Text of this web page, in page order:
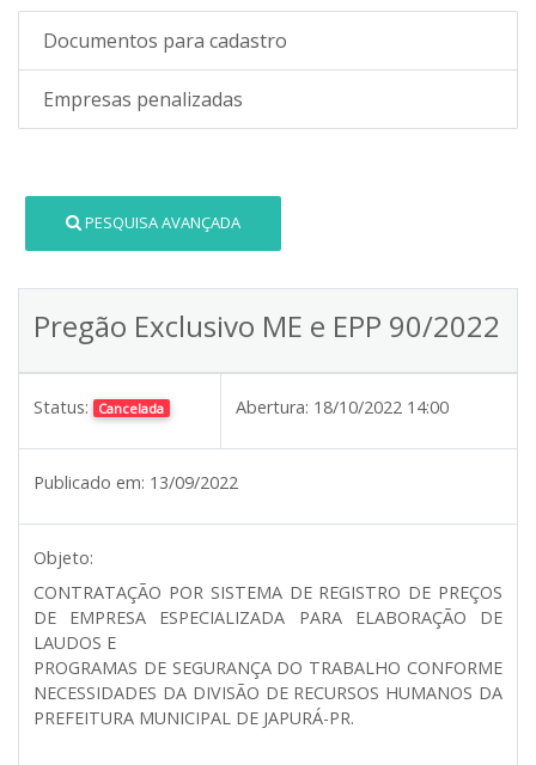
Documentos para cadastro
Empresas penalizadas
PESQUISA AVANÇADA
Pregão Exclusivo ME e EPP 90/2022
Status: Cancelada Abertura: 18/10/2022 14:00
Publicado em: 13/09/2022
Objeto:
CONTRATAÇÃO POR SISTEMA DE REGISTRO DE PREÇOS
DE EMPRESA ESPECIALIZADA PARA ELABORAÇÃO DE
LAUDOS E
PROGRAMAS DE SEGURANÇA DO TRABALHO CONFORME
NECESSIDADES DA DIVISÃO DE RECURSOS HUMANOS DA
PREFEITURA MUNICIPAL DE JAPURÁ-PR.